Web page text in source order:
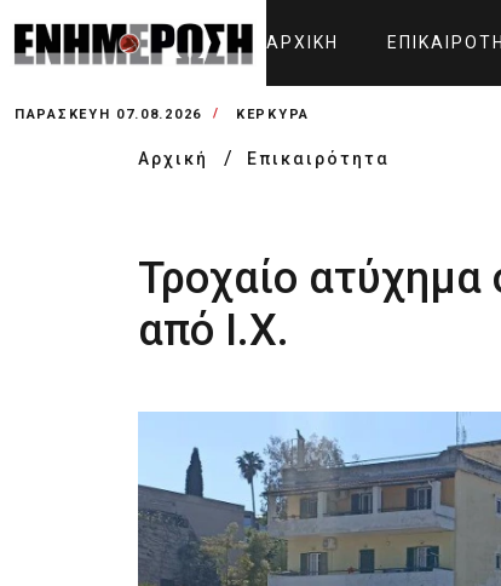
ΑΡΧΙΚΉ
ΠΑΡΑΣΚΕΥΉ 07.08.2026 ΚΕΡΚΥΡΑ
Αρχική Επικαιρότητα
Τροχαίο
από Ι.Χ.